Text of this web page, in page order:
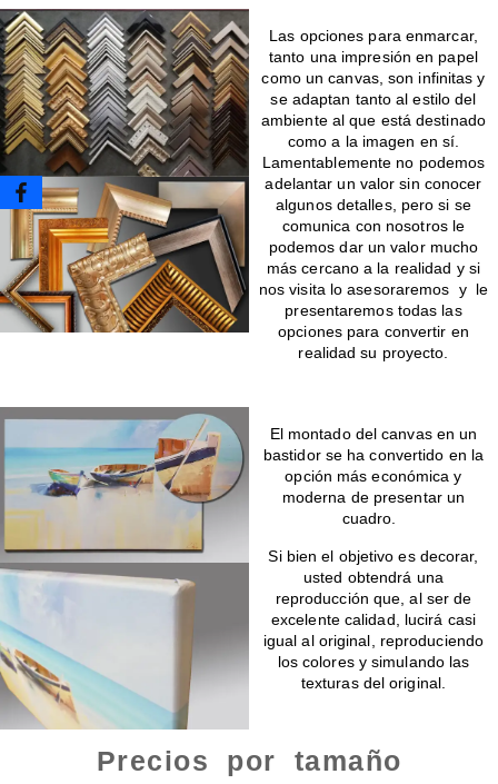
Las opciones para enmarcar,
tanto una impresión en papel
como un canvas, son infinitas y
se adaptan tanto al estilo del
ambiente al que está destinado
como a la imagen en sí.
Lamentablemente no podemos
adelantar un valor sin conocer
algunos detalles, pero si se
comunica con nosotros le
podemos dar un valor mucho
más cercano a la realidad y si
nos visita lo asesoraremos y le
presentaremos todas las
opciones para convertir en
realidad su proyecto.
El montado del canvas en un
bastidor se ha convertido en la
opción más económica y
moderna de presentar un
cuadro.
Si bien el objetivo es decorar,
usted obtendrá una
reproducción que, al ser de
excelente calidad, lucirá casi
igual al original, reproduciendo
los colores y simulando las
texturas del original.
Precios por tamaño